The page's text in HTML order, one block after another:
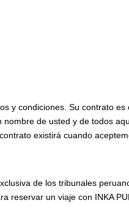
y condiciones. Su contrato es
de usted y de todos
existirá cuando
de los tribunales
un viaje con INKA